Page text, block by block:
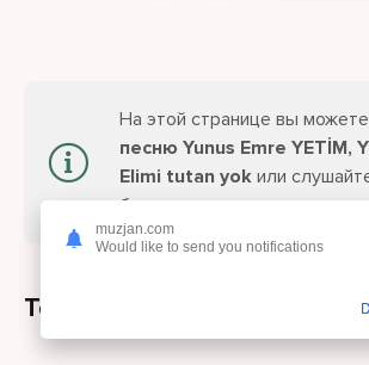
На этой странице вы можете
песню Yunus Emre YETİM,
Elimi tutan yok или
бесплатно.
Текст песни
muzjan.com
Would like to send you notifications